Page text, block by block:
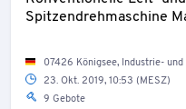
Spitzendrehmaschine
07426 Königsee, Industrie-
23. Okt. 2019, 10:53 (MESZ)
9 Gebote